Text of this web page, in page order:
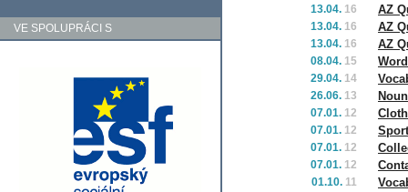
VE SPOLUPRÁCI S
13.04. 16 AZ
13.04. 16 AZ
13.04. 16 AZ
08.04. 15
29.04. 14
26.06. 13
07.01. 12
07.01. 12
07.01. 12
07.01. 12
01.10. 11